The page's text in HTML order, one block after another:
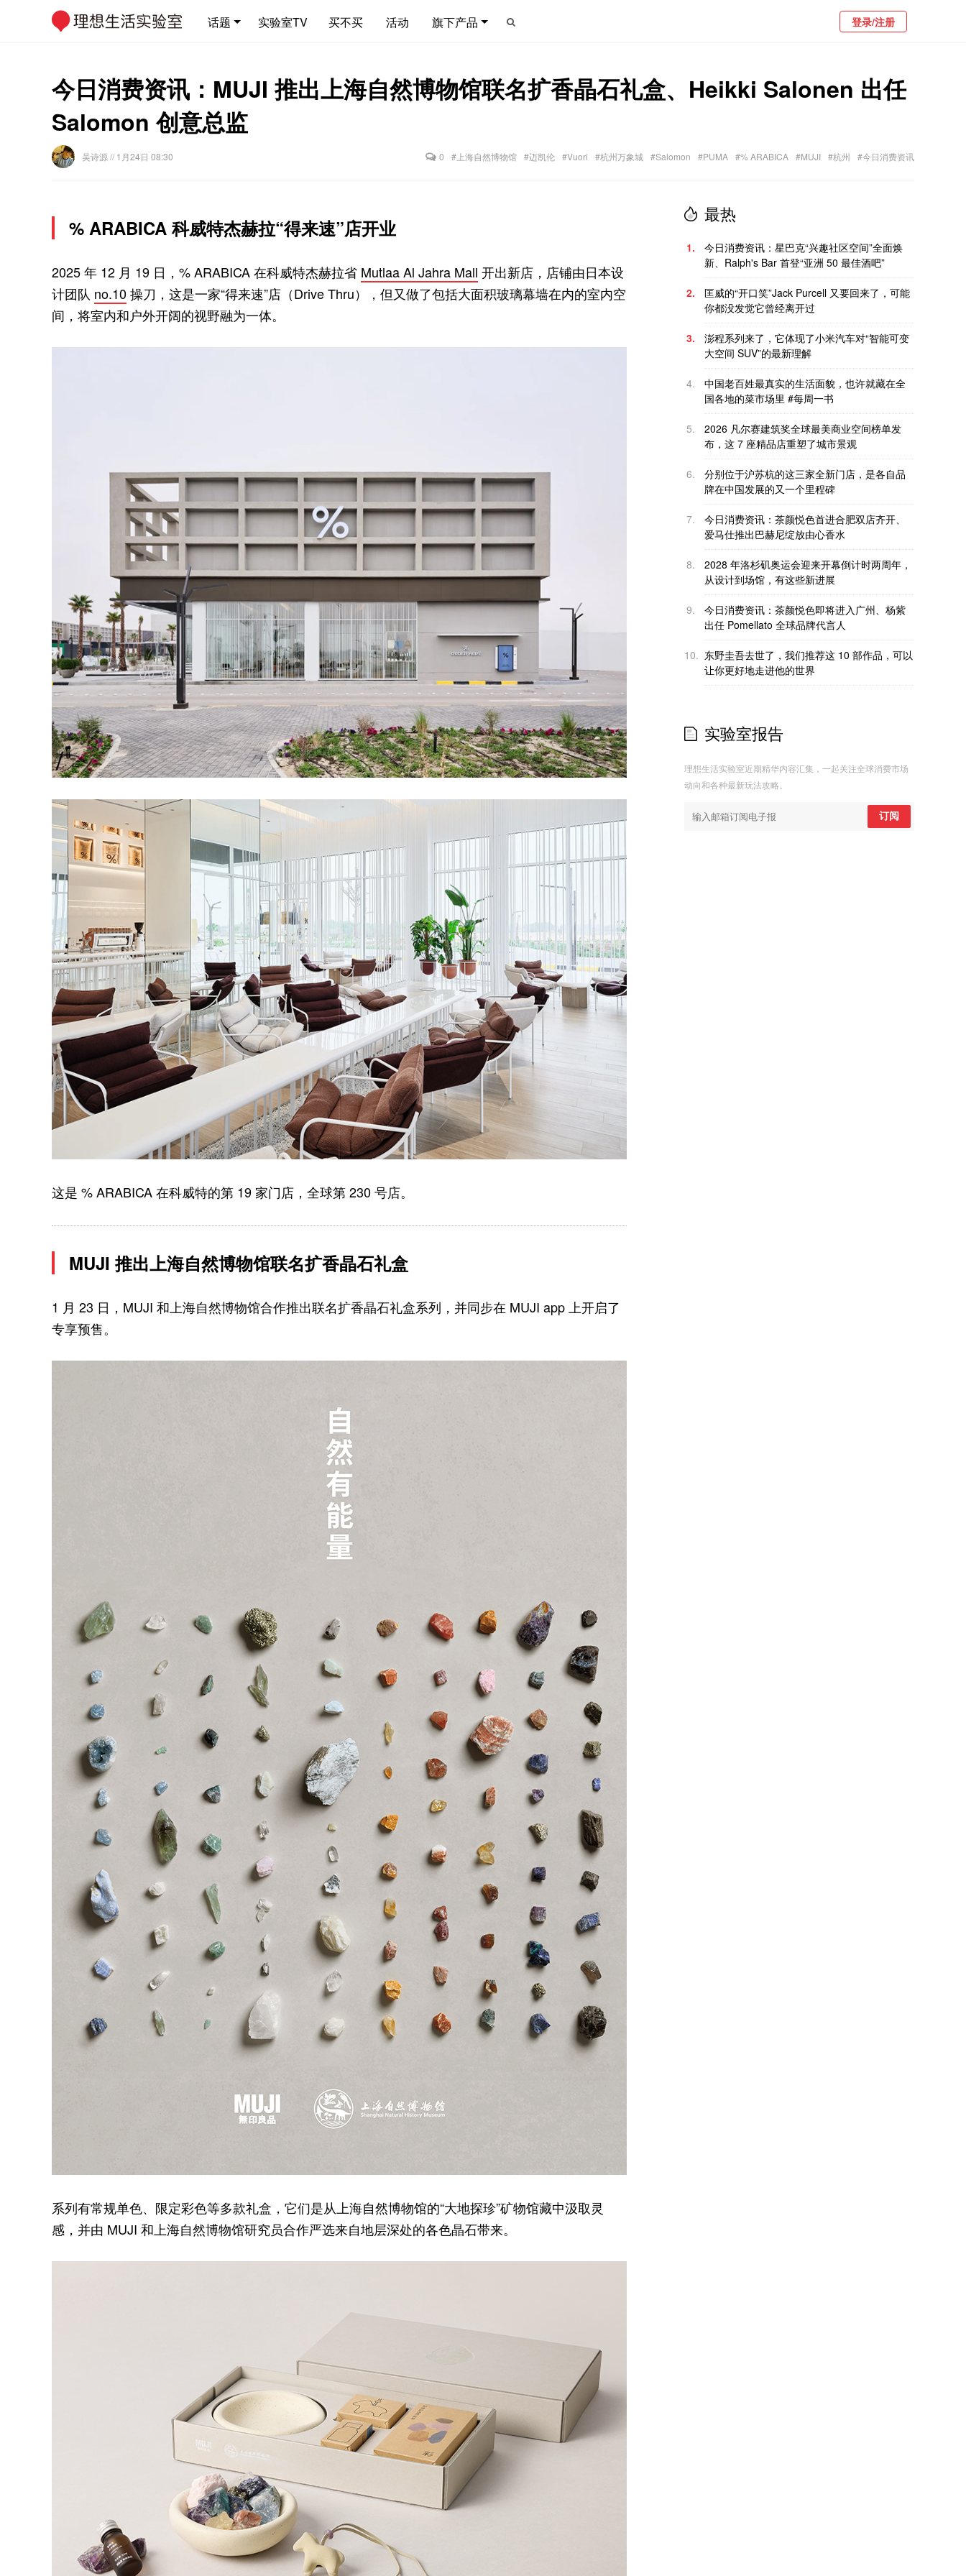
话题 实验室TV 买不买 活动 旗下产品 登录/注册
今日消费资讯：MUJI 推出上海自然博物馆联名扩香晶石礼盒、Heikki Salonen 出任
Salomon 创意总监
吴诗源 // 1月24日 08:30 0 #上海自然博物馆 #迈凯伦 #Vuori #杭州万象城 #Salomon #PUMA #% ARABICA #MUJI #杭州 #今日消费资讯
% ARABICA 科威特杰赫拉“得来速”店开业
2025 年 12 月 19 日，% ARABICA 在科威特杰赫拉省 Mutlaa Al Jahra Mall 开出新店，店铺由日本设
计团队 no.10操刀，这是一家“得来速”店（Drive Thru），但又做了包括大面积玻璃幕墙在内的室内空
间，将室内和户外开阔的视野融为一体。
这是 % ARABICA 在科威特的第 19 家门店，全球第 230 号店。
MUJI 推出上海自然博物馆联名扩香晶石礼盒
1 月 23 日，MUJI 和上海自然博物馆合作推出联名扩香晶石礼盒系列，并同步在 MUJI app 上开启了
专享预售。
系列有常规单色、限定彩色等多款礼盒，它们是从上海自然博物馆的“大地探珍”矿物馆藏中汲取灵
感，并由 MUJI 和上海自然博物馆研究员合作严选来自地层深处的各色晶石带来。
最热
1.
今日消费资讯：星巴克“兴趣社区空间”全面焕
新、Ralph's Bar 首登“亚洲 50 最佳酒吧”
2.
匡威的“开口笑”Jack Purcell 又要回来了，可能
你都没发觉它曾经离开过
3.
澎程系列来了，它体现了小米汽车对“智能可变
大空间 SUV”的最新理解
4.
中国老百姓最真实的生活面貌，也许就藏在全
国各地的菜市场里 #每周一书
5.
2026 凡尔赛建筑奖全球最美商业空间榜单发
布，这 7 座精品店重塑了城市景观
6.
分别位于沪苏杭的这三家全新门店，是各自品
牌在中国发展的又一个里程碑
7.
今日消费资讯：茶颜悦色首进合肥双店齐开、
爱马仕推出巴赫尼绽放由心香水
8.
2028 年洛杉矶奥运会迎来开幕倒计时两周年，
从设计到场馆，有这些新进展
9.
今日消费资讯：茶颜悦色即将进入广州、杨紫
出任 Pomellato 全球品牌代言人
10. 东野圭吾去世了，我们推荐这 10 部作品，可以
让你更好地走进他的世界
实验室报告
理想生活实验室近期精华内容汇集，一起关注全球消费市场
动向和各种最新玩法攻略。